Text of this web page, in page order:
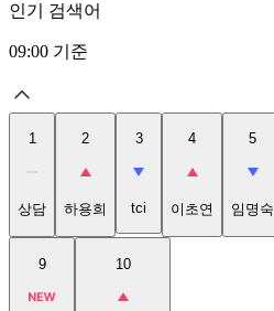
인기 검색어
09:00 기준
1
상담
2
하용희
3
tci
4
이초연
5
임명숙
9 10